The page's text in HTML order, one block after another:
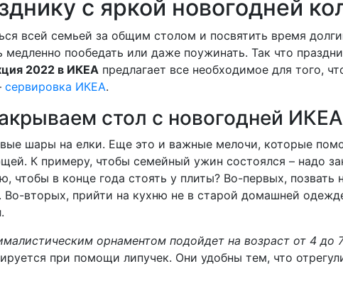
с яркой новогодней
всей семьей за общим столом и посвятить время
пообедать или даже поужинать. Так что
2022 в ИКЕА предлагает все необходимое для того,
сервировка ИКЕА.
стол с новогодней ИКЕА
шары на елки. Еще это и важные мелочи, которые
К примеру, чтобы семейный ужин состоялся – надо
чтобы в конце года стоять у плиты? Во-первых,
Во-вторых, прийти на кухню не в старой домашней
орнаментом подойдет на возраст от 4 до
при помощи липучек. Они удобны тем, что